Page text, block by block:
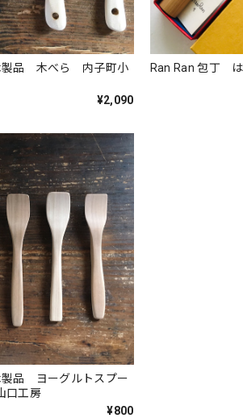
製品 木べら 内子町小
¥2,090
Ran Ran 包丁 は
製品 ヨーグルトスプー
口工房
¥800